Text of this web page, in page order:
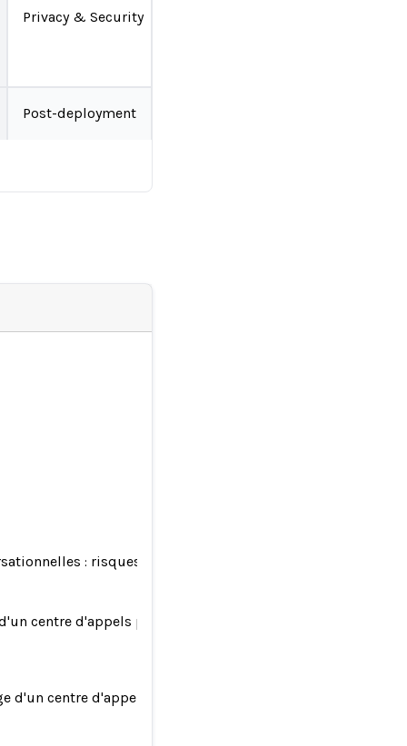
Privacy & Security
Post-deployment
: risques émergents pour les entreprises et les
centre d'appels par l'IA
d'un centre d'appels par l'IA